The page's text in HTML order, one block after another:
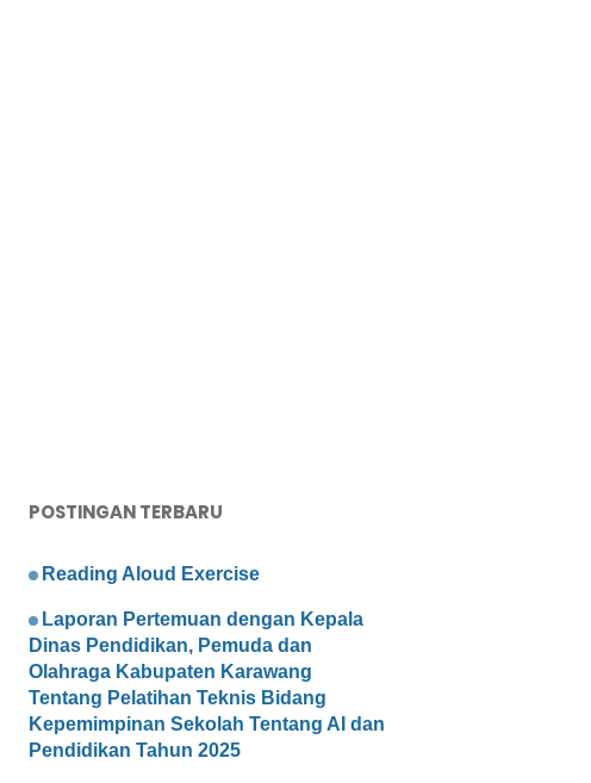
POSTINGAN TERBARU
Reading Aloud Exercise
Laporan Pertemuan dengan Kepala
Dinas Pendidikan, Pemuda dan
Olahraga Kabupaten Karawang
Tentang Pelatihan Teknis Bidang
Kepemimpinan Sekolah Tentang AI dan
Pendidikan Tahun 2025